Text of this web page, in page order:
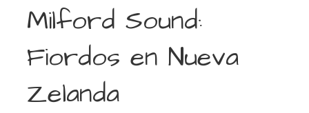
Milford Sound:
Fiordos en Nueva
Zelanda